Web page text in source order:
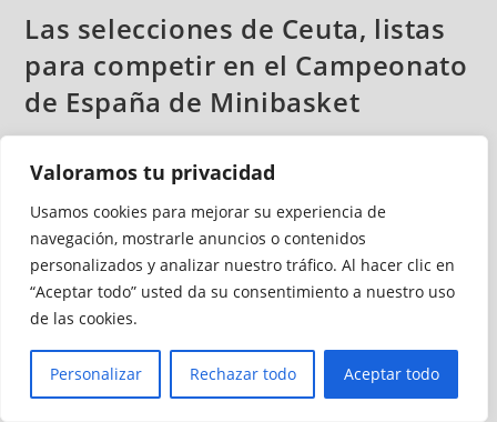
Valoramos tu privacidad
Usamos cookies para mejorar su experiencia de
navegación, mostrarle anuncios o contenidos
personalizados y analizar nuestro tráfico. Al hacer clic en
“Aceptar todo” usted da su consentimiento a nuestro uso
de las cookies.
Personalizar Rechazar todo Aceptar todo
Las selecciones de Ceuta, listas
para competir en el Campeonato
de España de Minibasket
Baloncesto / Fútbol Sin comentarios
La Federación de Baloncesto de Ceuta (FBC) se prepara
para el Campeonato de España Minibasket de Selecciones
Autonómicas, que vuelve a realizarse en la localidad de San
Fernando (Cádiz). El Campeonato de España de Selecciones
Autonómicas en categoría Minibasket es un evento de gran
importancia en el calendario baloncestístico, y San
Fernando se convertirá en el epicentro del baloncesto